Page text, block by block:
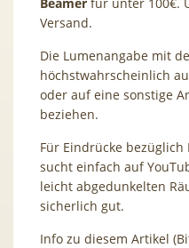
Versand.
Die Lumenangabe mit
höchstwahrscheinlich
oder auf eine sonstige
beziehen.
Für Eindrücke
sucht einfach auf
leicht abgedunkelten
sicherlich gut.
Info zu diesem Artikel